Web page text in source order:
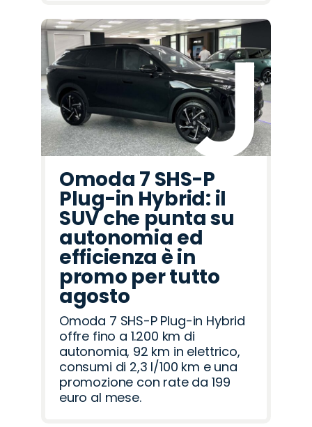
Omoda 7 SHS-P
Plug-in Hybrid: il
SUV che punta su
autonomia ed
efficienza è in
promo per tutto
agosto
Omoda 7 SHS-P Plug-in Hybrid
offre fino a 1.200 km di
autonomia, 92 km in elettrico,
consumi di 2,3 l/100 km e una
promozione con rate da 199
euro al mese.